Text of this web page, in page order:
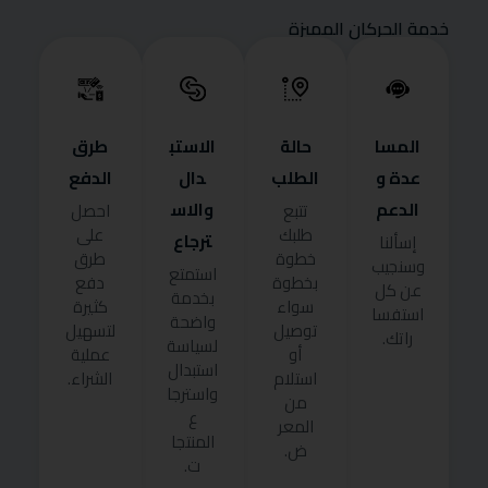
خدمة الحركان المميزة
المسا
عدة و
الدعم
إسألنا
وسنجيب
عن كل
استفسا
راتك.
حالة
الطلب
تتبع
طلبك
خطوة
بخطوة
سواء
توصيل
أو
استلام
من
المعر
ض.
الاستب
دال
والاس
ترجاع
استمتع
بخدمة
واضحة
لسياسة
استبدال
واسترجا
ع
المنتجا
ت.
طرق
الدفع
احصل
على
طرق
دفع
كثيرة
لتسهيل
عملية
الشراء.